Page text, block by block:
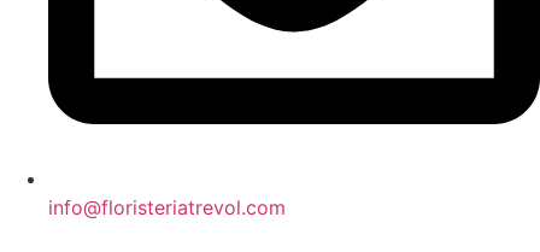
info@floristeriatrevol.com